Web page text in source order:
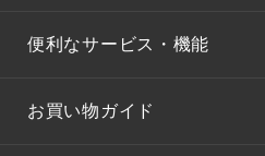
便利なサービス・機能
お買い物ガイド